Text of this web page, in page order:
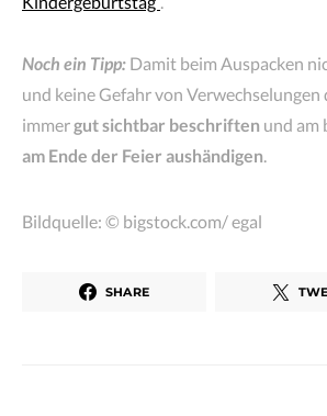
Noch ein Tipp: Damit beim Auspacken
und keine Gefahr von Verwechselungen
immergut sichtbar beschriften und am
am Ende der Feier aushändigen.
Bildquelle: © bigstock.com/ egal
SHARE